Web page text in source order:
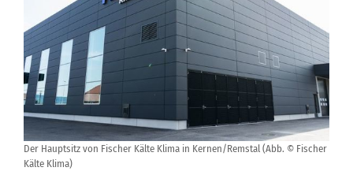
Der Hauptsitz von Fischer Kälte Klima in Kernen/Remstal (Abb. © Fischer
Kälte Klima)